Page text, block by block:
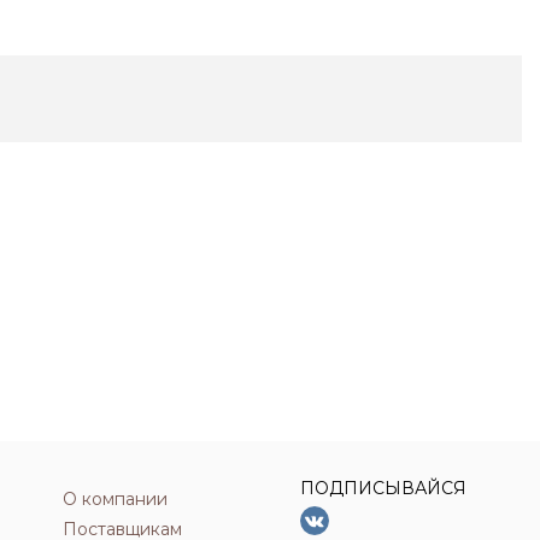
О компании
Поставщикам
ПОДПИСЫВАЙСЯ